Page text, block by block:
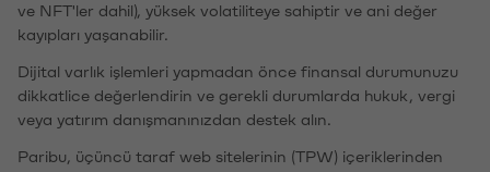
ve NFT'ler dahil), yüksek volatiliteye sahiptir ve ani değer
kayıpları yaşanabilir.
Dijital varlık işlemleri yapmadan önce finansal durumunuzu
dikkatlice değerlendirin ve gerekli durumlarda hukuk, vergi
veya yatırım danışmanınızdan destek alın.
Paribu, üçüncü taraf web sitelerinin (TPW) içeriklerinden